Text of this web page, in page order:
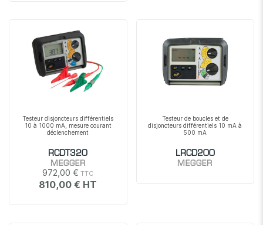
Testeur disjoncteurs différentiels
10 à 1000 mA, mesure courant
déclenchement
RCDT320
MEGGER
972,00 €
810,00 €
Testeur de boucles et de
disjoncteurs différentiels 10 mA à
500 mA
LRCD200
MEGGER